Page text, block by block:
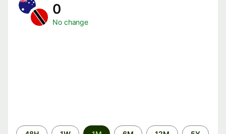
0
No change
Time